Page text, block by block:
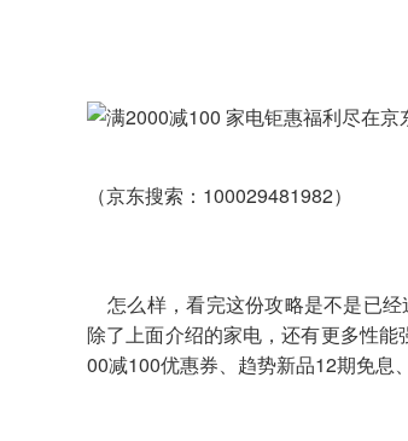
（京东搜索：100029481982）
怎么样，看完这份攻略是不是已经
除了上面介绍的家电，还有更多性
00减100优惠券、趋势新品12期免息